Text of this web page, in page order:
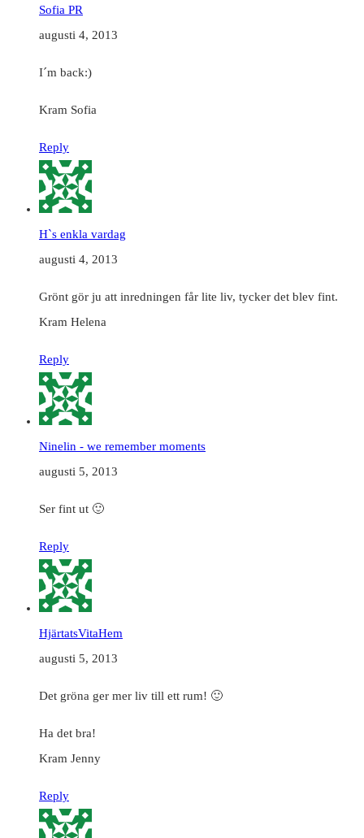
Sofia PR
augusti 4, 2013
I´m back:)
Kram Sofia
Reply
H`s enkla vardag
augusti 4, 2013
Grönt gör ju att inredningen får lite liv, tycker det blev fint.
Kram Helena
Reply
Ninelin - we remember moments
augusti 5, 2013
Ser fint ut 🙂
Reply
HjärtatsVitaHem
augusti 5, 2013
Det gröna ger mer liv till ett rum! 🙂
Ha det bra!
Kram Jenny
Reply